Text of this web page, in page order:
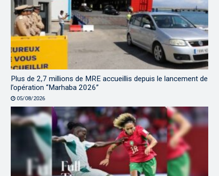
Plus de 2,7 millions de MRE accueillis depuis le lancement de
l’opération “Marhaba 2026”
05/08/2026